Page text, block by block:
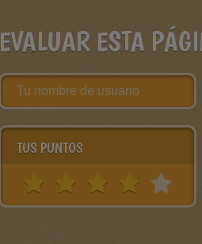
EVALUAR ESTA
TUS PUNTOS